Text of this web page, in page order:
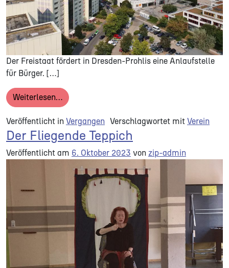
Der Freistaat fördert in Dresden-Prohlis eine Anlaufstelle
für Bürger. […]
Weiterlesen… from Land fördert Anlaufstelle für Bürger in
Veröffentlicht in Vergangen Verschlagwortet mit Verein
Der Fliegende Teppich
Veröffentlicht am 6. Oktober 2023 von zip-admin